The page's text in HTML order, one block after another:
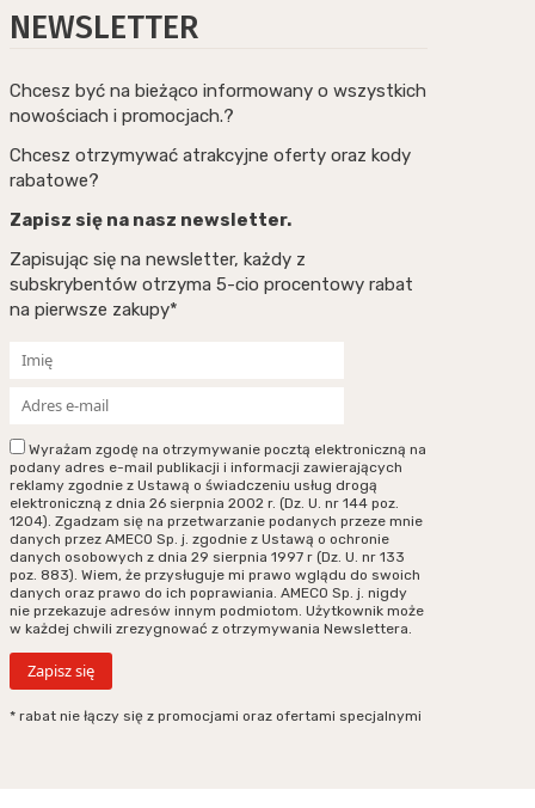
NEWSLETTER
Chcesz być na bieżąco informowany o wszystkich
nowościach i promocjach.?
Chcesz otrzymywać atrakcyjne oferty oraz kody
rabatowe?
Zapisz się na nasz newsletter.
Zapisując się na newsletter, każdy z
subskrybentów otrzyma 5-cio procentowy rabat
na pierwsze zakupy*
Wyrażam zgodę na otrzymywanie pocztą elektroniczną na
podany adres e-mail publikacji i informacji zawierających
reklamy zgodnie z Ustawą o świadczeniu usług drogą
elektroniczną z dnia 26 sierpnia 2002 r. (Dz. U. nr 144 poz.
1204). Zgadzam się na przetwarzanie podanych przeze mnie
danych przez AMECO Sp. j. zgodnie z Ustawą o ochronie
danych osobowych z dnia 29 sierpnia 1997 r (Dz. U. nr 133
poz. 883). Wiem, że przysługuje mi prawo wglądu do swoich
danych oraz prawo do ich poprawiania. AMECO Sp. j. nigdy
nie przekazuje adresów innym podmiotom. Użytkownik może
w każdej chwili zrezygnować z otrzymywania Newslettera.
* rabat nie łączy się z promocjami oraz ofertami specjalnymi